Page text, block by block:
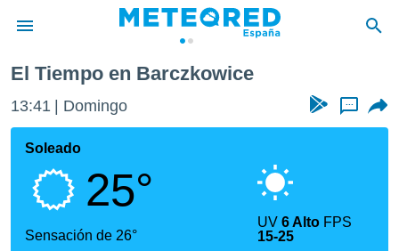
de
por
que se
calidad.
a este
las
El Tiempo en Barczkowice
13:41 Domingo ...
Soleado
25°
Sensación de 26°
UV6 Alto FPS
15-25